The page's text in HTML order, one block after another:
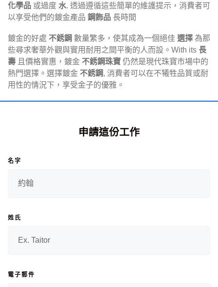
化學品 或過度 水. 透過遵循這些簡單的維護提示，消費者可
以享受他們的鍍金產品 鋼飾品 長時間
鍍金的好處 不銹鋼 數量繁多，使其成為一個絕佳 選擇 為那
些尋求奢華外觀與實用耐用之間平衡的人而設。With its 長
壽 且價格實惠，鍍金 不銹鋼珠寶 仍然是現代珠寶市場中的
熱門選擇。選擇鍍金 不銹鋼, 消費者可以在不犧牲品質或耐
用性的情況下，享受金子的優雅。
申請這份工作
名字
姓氏
電子郵件